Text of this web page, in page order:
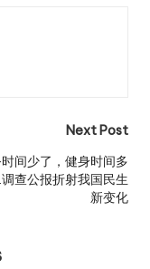
Next Post
间少了，健身时间多
查公报折射我国民生
新变化